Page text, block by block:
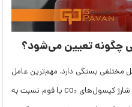
چگونه تعیین می‌شود؟
مختلفی بستگی دارد. مهم‌ترین عامل
نوع ماده خاموش‌کننده است. برای مثال، شارژ کپسول‌های CO₂ یا فوم نسبت به